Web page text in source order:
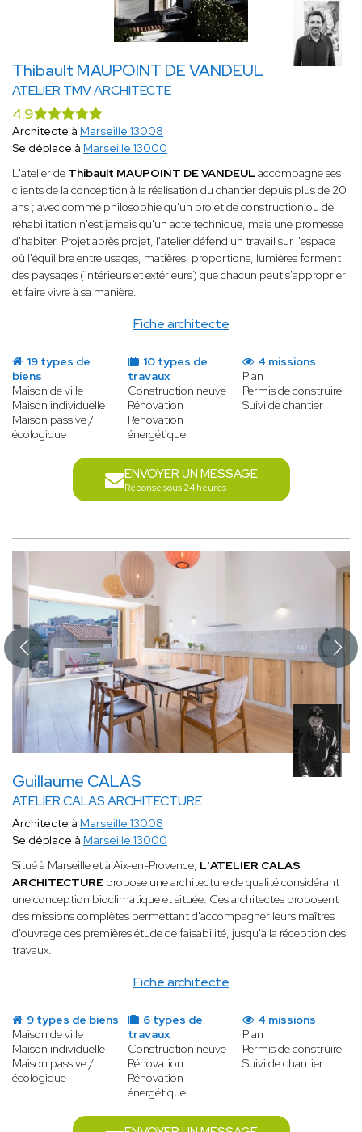
Thibault MAUPOINT DE VANDEUL
ATELIER TMV ARCHITECTE
Fiche architecte
4.9
Architecte à Marseille 13008
Se déplace à Marseille 13000
L'atelier de Thibault MAUPOINT DE VANDEULaccompagne ses
clients de la conception à la réalisation du chantier depuis plus de 20
ans ; avec comme philosophie qu'un projet de construction ou de
réhabilitation n'est jamais qu'un acte technique, mais une promesse
d'habiter. Projet après projet, l'atelier défend un travail sur l'espace
où l'équilibre entre usages, matières, proportions, lumières forment
des paysages (intérieurs et extérieurs) que chacun peut s'approprier
et faire vivre à sa manière.
19 types de
biens
Maison de ville
Maison individuelle
Maison passive /
écologique
10 types de
travaux
Construction neuve
Rénovation
Rénovation
énergétique
4 missions
Plan
Permis de construire
Suivi de chantier
ENVOYER UN MESSAGE
Réponse sous 24 heures
Guillaume CALAS
ATELIER CALAS ARCHITECTURE
Fiche architecte
Architecte à Marseille 13008
Se déplace à Marseille 13000
Situé à Marseille et à Aix-en-Provence, L'ATELIER CALAS
ARCHITECTURE propose une architecture de qualité considérant
une conception bioclimatique et située. Ces architectes proposent
des missions complètes permettant d'accompagner leurs maîtres
d'ouvrage des premières étude de faisabilité, jusqu'à la réception des
travaux.
9 types de biens
Maison de ville
Maison individuelle
Maison passive /
écologique
6 types de
travaux
Construction neuve
Rénovation
Rénovation
énergétique
4 missions
Plan
Permis de construire
Suivi de chantier